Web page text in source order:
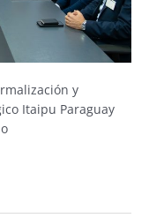
y
Itaipu Paraguay